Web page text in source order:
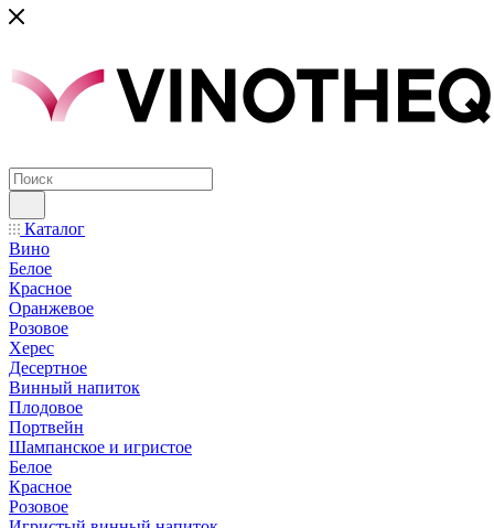
Каталог
Вино
Белое
Красное
Оранжевое
Розовое
Херес
Десертное
Винный напиток
Плодовое
Портвейн
Шампанское и игристое
Белое
Красное
Розовое